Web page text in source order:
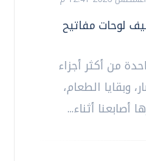
لوحات مفاتيح
من أكثر أجزاء
وبقايا الطعام،
أصابعنا أثناء...